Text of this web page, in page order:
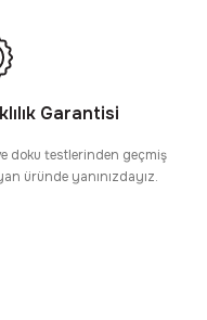
Garantisi
doku testlerinden geçmiş
üründe yanınızdayız.